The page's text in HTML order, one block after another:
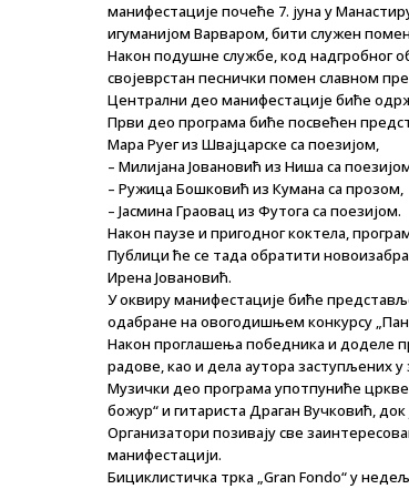
манифестације почеће 7. јуна у
игуманијом Варваром, бити служен
Након подушне службе, код надгробног
својеврстан песнички помен славном
Централни део манифестације биће
Први део програма биће посвећен
Мара Руег из Швајцарске са поезијом,
– Милијана Јовановић из Ниша са
– Ружица Бошковић из Кумана са прозом,
– Јасмина Граовац из Футога са поезијом.
Након паузе и пригодног коктела,
Публици ће се тада обратити
Ирена Јовановић.
У оквиру манифестације биће
одабране на овогодишњем конкурсу
Након проглашења победника и доделе
радове, као и дела аутора заступљених у
Музички део програма употпуниће
божур“ и гитариста Драган Вучковић,
Организатори позивају све
манифестацији.
Бициклистичка трка „Gran Fondo“ у